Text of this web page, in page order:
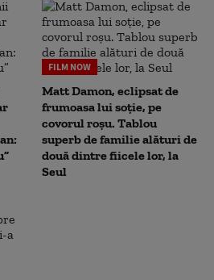
FILM NOW
Matt Damon, eclipsat de
frumoasa lui soție, pe
covorul roșu. Tablou
superb de familie alături de
două dintre fiicele lor, la
Seul